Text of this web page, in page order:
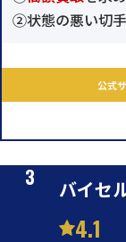
②状態の悪い切
公式
バイセ
4.1